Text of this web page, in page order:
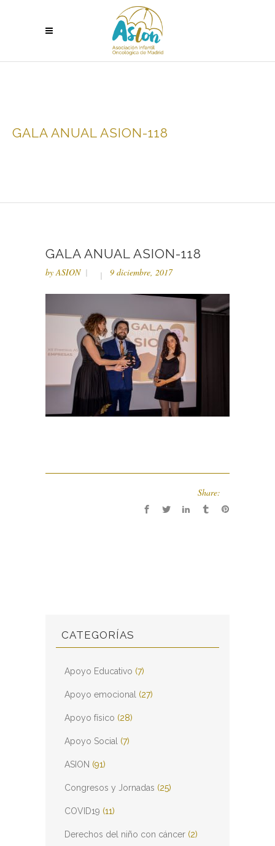
GALA ANUAL ASION-118
GALA ANUAL ASION-118
byASION 9 diciembre, 2017
Share:
CATEGORÍAS
Apoyo Educativo (7)
Apoyo emocional (27)
Apoyo físico (28)
Apoyo Social (7)
ASION (91)
Congresos y Jornadas (25)
COVID19 (11)
Derechos del niño con cáncer (2)